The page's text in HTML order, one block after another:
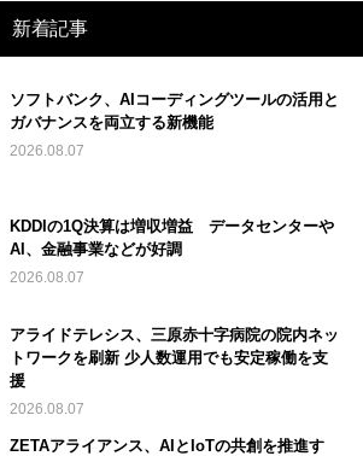
新着記事
ソフトバンク、AIコーディングツールの活用と
ガバナンスを両立する新機能
2026.08.07
KDDIの1Q決算は増収増益 データセンターや
AI、金融事業などが好調
2026.08.07
アライドテレシス、三原赤十字病院の院内ネッ
トワークを刷新 少人数運用でも安定稼働を支
援
2026.08.07
ZETAアライアンス、AIとIoTの共創を推進す